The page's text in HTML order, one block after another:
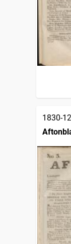
1830-